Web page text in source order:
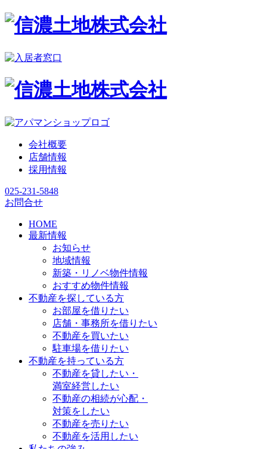
会社概要
店舗情報
採用情報
025-231-5848
お問合せ
HOME
最新情報
お知らせ
地域情報
新築・リノベ物件情報
おすすめ物件情報
不動産を探している方
お部屋を借りたい
店舗・事務所を借りたい
不動産を買いたい
駐車場を借りたい
不動産を持っている方
不動産を貸したい・
満室経営したい
不動産の相続が心配・
対策をしたい
不動産を売りたい
不動産を活用したい